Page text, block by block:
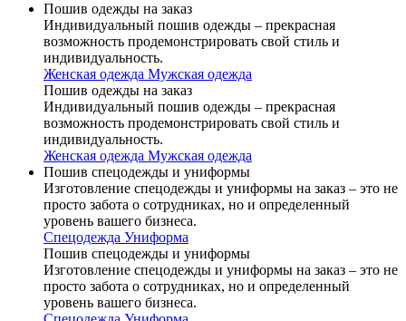
Пошив одежды на заказ
Индивидуальный пошив одежды – прекрасная
возможность продемонстрировать свой стиль и
индивидуальность.
Женская одежда Мужская одежда
Пошив одежды на заказ
Индивидуальный пошив одежды – прекрасная
возможность продемонстрировать свой стиль и
индивидуальность.
Женская одежда Мужская одежда
Пошив спецодежды и униформы
Изготовление спецодежды и униформы на заказ – это не
просто забота о сотрудниках, но и определенный
уровень вашего бизнеса.
Спецодежда Униформа
Пошив спецодежды и униформы
Изготовление спецодежды и униформы на заказ – это не
просто забота о сотрудниках, но и определенный
уровень вашего бизнеса.